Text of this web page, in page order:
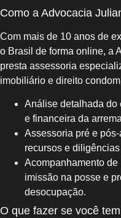
Como a Advocacia
Com mais de 10 anos de
o Brasil de forma online, a
presta assessoria
imobiliário e direito
Análise detalhada do
e financeira da
Assessoria pré e
recursos e
Acompanhamento
imissão na posse e
desocupação.
O que fazer se você